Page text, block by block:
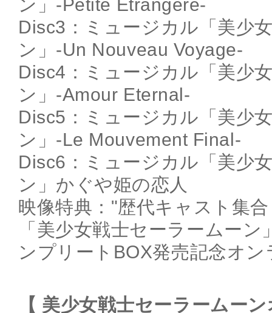
ン」-Petite Étrangère-
Disc3：ミュージカル「美少
ン」-Un Nouveau Voyage-
Disc4：ミュージカル「美少
ン」-Amour Eternal-
Disc5：ミュージカル「美少
ン」-Le Mouvement Final-
Disc6：ミュージカル「美少
ン」かぐや姫の恋人
映像特典："歴代キャスト集
「美少女戦士セーラームー
ンプリートBOX発売記念オ
【 美少女戦士セーラームー